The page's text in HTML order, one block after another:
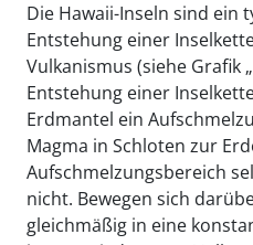
Die Hawaii-Inseln sind ein
Entstehung einer
Vulkanismus (siehe Grafik
Entstehung einer
Erdmantel ein
Magma in Schloten zur
Aufschmelzungsbereich
nicht. Bewegen sich
gleichmäßig in eine